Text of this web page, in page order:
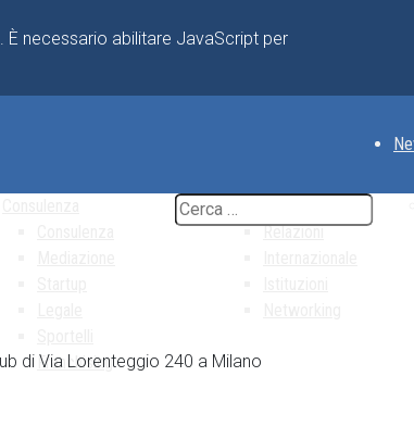
necessario abilitare JavaScript per
Franchising
Relazioni
di Via Lorenteggio 240 a Milano